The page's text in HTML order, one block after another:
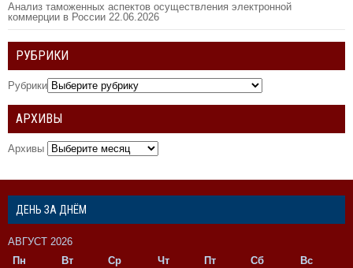
Анализ таможенных аспектов осуществления электронной
коммерции в России 22.06.2026
РУБРИКИ
Рубрики
АРХИВЫ
Архивы
ДЕНЬ ЗА ДНЁМ
АВГУСТ 2026
Пн
Вт Ср Чт Пт Сб
Вс